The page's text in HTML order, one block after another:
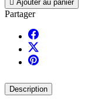
 Ajouter au panier
Partager
Description